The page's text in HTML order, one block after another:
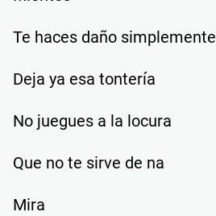
Te haces daño simplemente
Deja ya esa tontería
No juegues a la locura
Que no te sirve de na
Mira